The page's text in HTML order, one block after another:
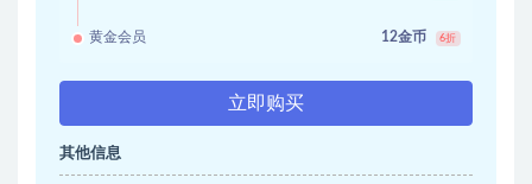
黄金会员 12金币 6折
立即购买
其他信息